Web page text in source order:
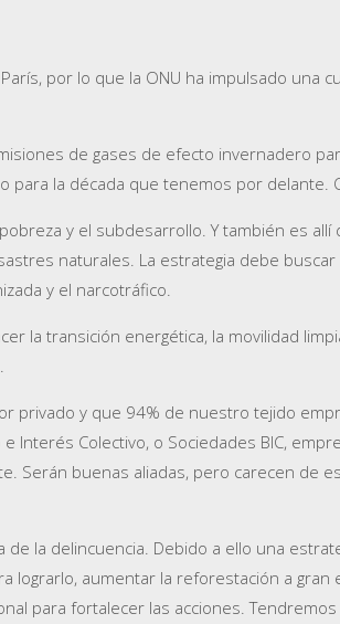
por lo que la ONU ha impulsado
de gases de efecto invernadero
para la década que tenemos por
y el subdesarrollo. Y también es
naturales. La estrategia debe
y el narcotráfico.
la transición energética, la movilidad
privado y que 94% de nuestro tejido
Interés Colectivo, o Sociedades BIC,
Serán buenas aliadas, pero carecen de
la delincuencia. Debido a ello una
aumentar la reforestación a
para fortalecer las acciones.